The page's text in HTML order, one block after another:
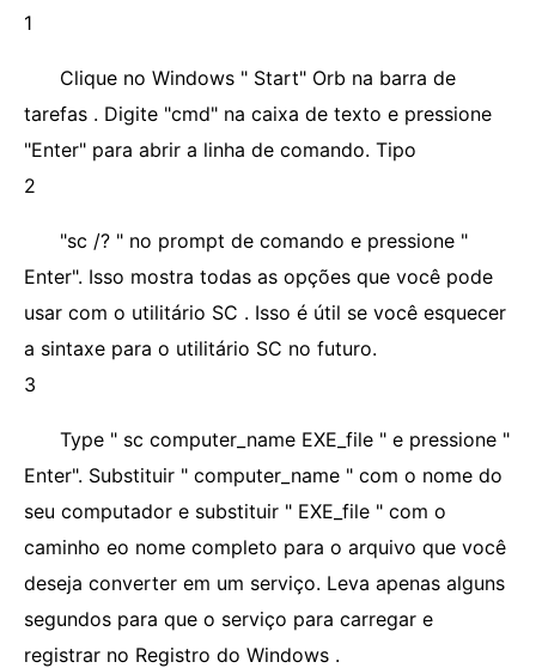
1
Clique no Windows " Start" Orb na barra de
tarefas . Digite "cmd" na caixa de texto e pressione
"Enter" para abrir a linha de comando. Tipo
2
"sc /? " no prompt de comando e pressione "
Enter". Isso mostra todas as opções que você pode
usar com o utilitário SC . Isso é útil se você esquecer
a sintaxe para o utilitário SC no futuro.
3
Type " sc computer_name EXE_file " e pressione "
Enter". Substituir " computer_name " com o nome do
seu computador e substituir " EXE_file " com o
caminho eo nome completo para o arquivo que você
deseja converter em um serviço. Leva apenas alguns
segundos para que o serviço para carregar e
registrar no Registro do Windows .